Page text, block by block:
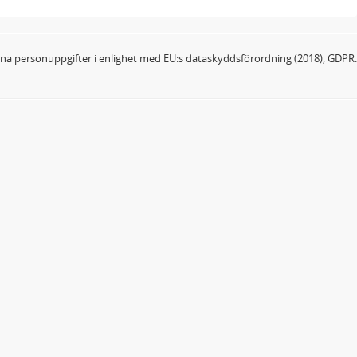
personuppgifter i enlighet med EU:s dataskyddsförordning (2018), GDPR.